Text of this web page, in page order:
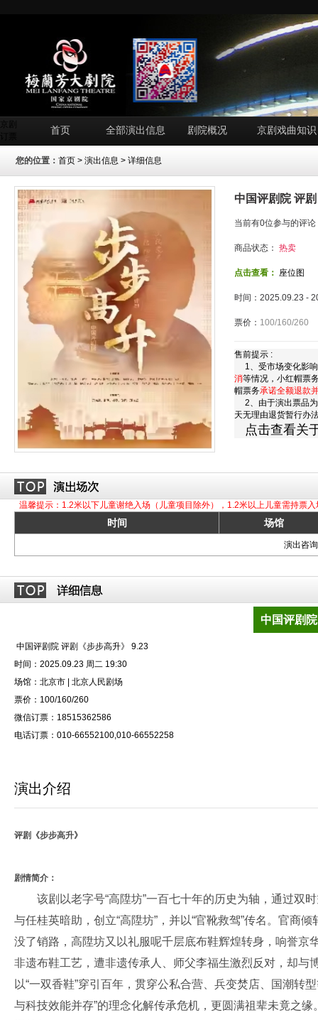
首页 全部演出信息 剧院概况 京剧戏曲知识
您的位置： 首页 > 演出信息 > 详细信息
中国评剧院 评
当前有0位参与的评论
商品状态： 热卖
点击查看： 座位图
时间：2025.09.23 -
票价： 100/160/260
售前提示 :
1、受市场变化影响
消等情况，小红帽票
帽票务承诺全额退款
2、由于演出票品为
天无理由退货暂行办
点击查看关
温馨提示：1.2米以下儿童谢绝入场（儿童项目除外），1.2米以上儿童需持票入
时间 场馆
演出咨
中国评剧
中国评剧院 评剧《步步高升》 9.23
时间：2025.09.23 周二 19:30
场馆：北京市 | 北京人民剧场
票价：100/160/260
微信订票：18515362586
电话订票：010-66552100,010-66552258
演出介绍
评剧《步步高升》
剧情简介：
该剧以老字号“高陞坊”一百七十年的历史为轴，通过双
与任桂英暗助，创立“高陞坊”，并以“官靴救驾”传名。官商
没了销路，高陞坊又以礼服呢千层底布鞋辉煌转身，响誉
非遗布鞋工艺，遭非遗传承人、师父李福生激烈反对，却与
以“一双香鞋”穿引百年，贯穿公私合营、兵变焚店、国潮转
与科技效能并存”的理念化解传承危机，更圆满祖辈未竟之